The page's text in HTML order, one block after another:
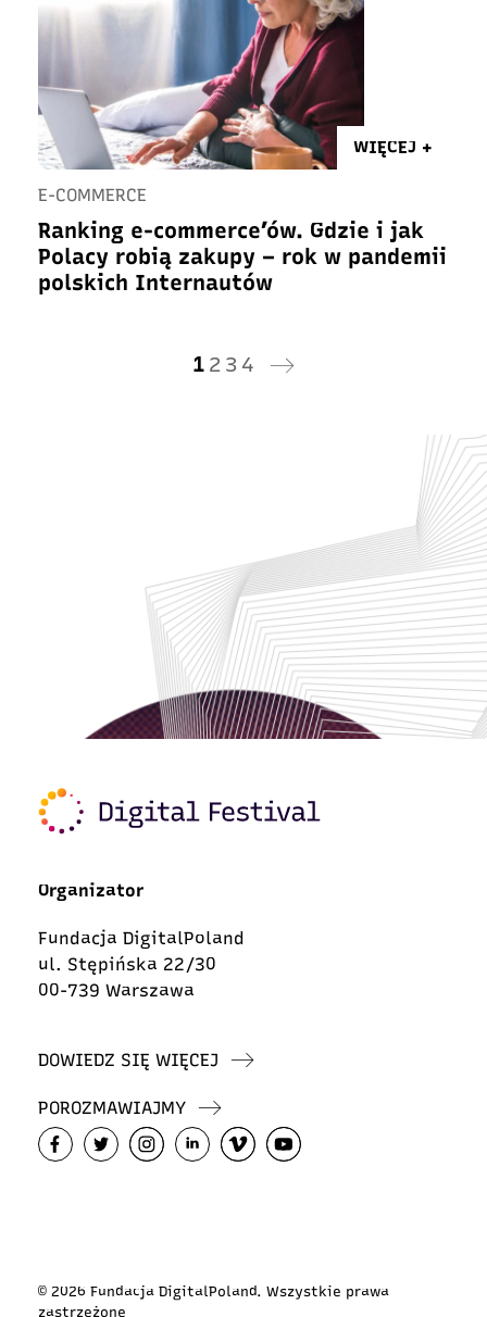
WIĘCEJ +
E-COMMERCE
Ranking e-commerce’ów. Gdzie i jak
Polacy robią zakupy – rok w pandemii
polskich Internautów
1 2 3 4
Organizator
Fundacja DigitalPoland
ul. Stępińska 22/30
00-739 Warszawa
DOWIEDZ SIĘ WIĘCEJ
POROZMAWIAJMY
© 2026 Fundacja DigitalPoland. Wszystkie prawa
zastrzeżone